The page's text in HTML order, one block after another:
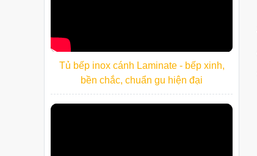
Tủ bếp inox cánh Laminate - bếp xinh,
bền chắc, chuẩn gu hiện đại